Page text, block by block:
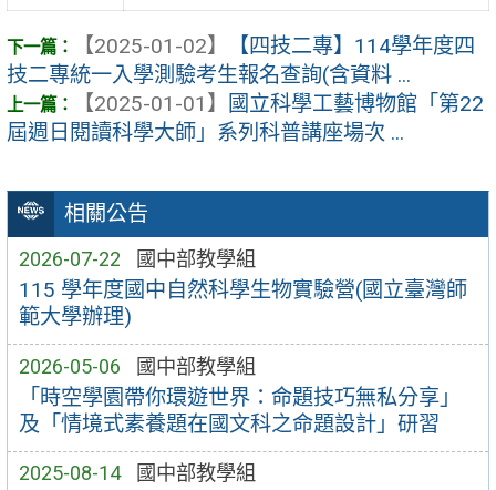
相關公告
2026-07-22 國中部教學組
115 學年度國中自然科學生物實驗營(國立臺灣師
範大學辦理)
2026-05-06 國中部教學組
「時空學園帶你環遊世界：命題技巧無私分享」
及「情境式素養題在國文科之命題設計」研習
2025-08-14 國中部教學組
【2025-01-02】
【四技二專】114學年度四
技二專統一入學測驗考生報名查詢(含資料 ...
【2025-01-01】
國立科學工藝博物館「第22
屆週日閱讀科學大師」系列科普講座場次 ...